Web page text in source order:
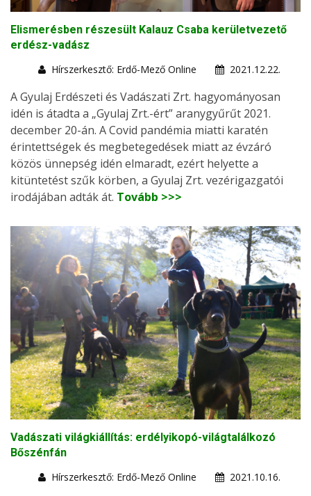
Elismerésben részesült Kalauz Csaba kerületvezető
erdész-vadász
Hírszerkesztő: Erdő-Mező Online
2021.12.22.
A Gyulaj Erdészeti és Vadászati Zrt. hagyományosan
idén is átadta a „Gyulaj Zrt.-ért” aranygyűrűt 2021.
december 20-án. A Covid pandémia miatti karatén
érintettségek és megbetegedések miatt az évzáró
közös ünnepség idén elmaradt, ezért helyette a
kitüntetést szűk körben, a Gyulaj Zrt. vezérigazgatói
irodájában adták át. Tovább >>>
Vadászati világkiállítás: erdélyikopó-világtalálkozó
Bőszénfán
Hírszerkesztő: Erdő-Mező Online
2021.10.16.